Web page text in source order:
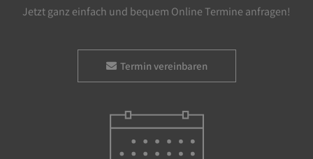
Jetzt ganz einfach und bequem Online Termine anfragen!
Termin vereinbaren